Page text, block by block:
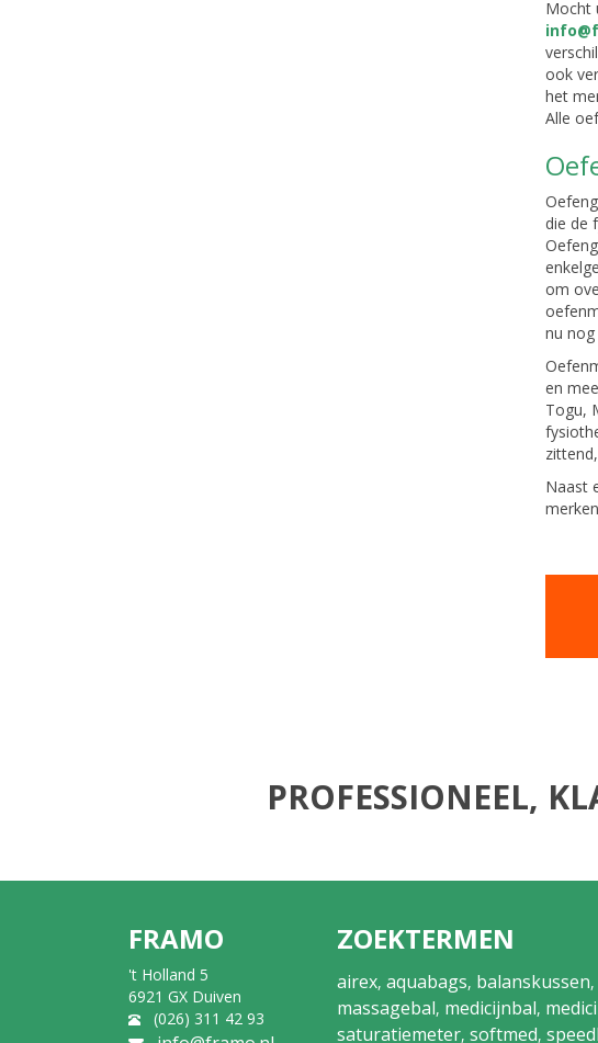
Mocht
ook
het
Alle
die de
om
nu
en
Togu,
Naast
PROFESSIONEEL,
FRAMO
't Holland 5
6921 GX Duiven
(026) 311 42 93
ZOEKTERMEN
airex, aquabags, balanskussen,
massagebal, medicijnbal,
saturatiemeter, softmed,